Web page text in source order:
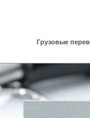
Грузовые